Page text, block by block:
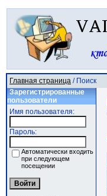
Главная страница / Поиск
Зарегистрированные
пользователи
Имя пользователя:
Пароль:
Автоматически входить
при следующем
посещении